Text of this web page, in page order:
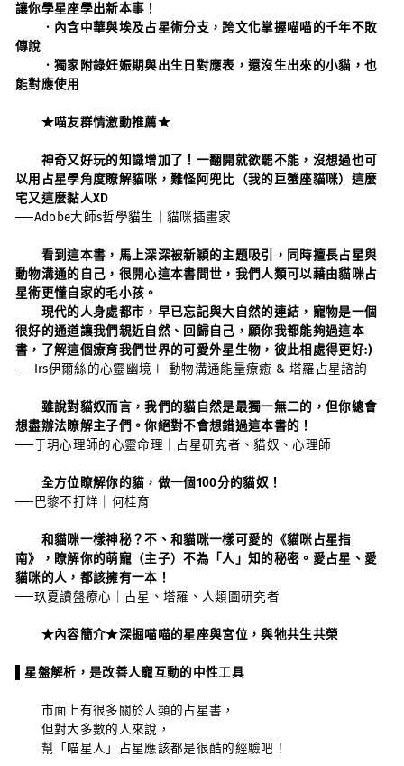
讓你學星座學出新本事！
．內含中華與埃及占星術分支，跨文化掌握喵喵的千年不敗
傳說
．獨家附錄妊娠期與出生日對應表，還沒生出來的小貓，也
能對應使用
★喵友群情激動推薦★
神奇又好玩的知識增加了！一翻開就欲罷不能，沒想過也可
以用占星學角度瞭解貓咪，難怪阿兜比（我的巨蟹座貓咪）這麼
宅又這麼黏人XD
──Adobe大師s哲學貓生｜貓咪插畫家
看到這本書，馬上深深被新穎的主題吸引，同時擅長占星與
動物溝通的自己，很開心這本書問世，我們人類可以藉由貓咪占
星術更懂自家的毛小孩。
現代的人身處都市，早已忘記與大自然的連結，寵物是一個
很好的通道讓我們親近自然、回歸自己，願你我都能夠過這本
書，了解這個療育我們世界的可愛外星生物，彼此相處得更好:)
──Irs伊爾絲的心靈幽境∣ 動物溝通能量療癒 & 塔羅占星諮詢
雖說對貓奴而言，我們的貓自然是最獨一無二的，但你總會
想盡辦法瞭解主子們。你絕對不會想錯過這本書的！
──于玥心理師的心靈命理｜占星研究者、貓奴、心理師
全方位瞭解你的貓，做一個100分的貓奴！
──巴黎不打烊｜何桂育
和貓咪一樣神秘？不、和貓咪一樣可愛的《貓咪占星指
南》，瞭解你的萌寵（主子）不為「人」知的秘密。愛占星、愛
貓咪的人，都該擁有一本！
──玖夏讀盤療心｜占星、塔羅、人類圖研究者
★內容簡介★深掘喵喵的星座與宮位，與牠共生共榮
▌星盤解析，是改善人寵互動的中性工具
市面上有很多關於人類的占星書，
但對大多數的人來說，
幫「喵星人」占星應該都是很酷的經驗吧！